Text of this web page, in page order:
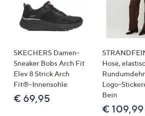
SKECHERS Damen-
Sneaker Bobs Arch Fit
Elev 8 Strick Arch
Fit®-Innensohle
€ 69,95
Hose,
Logo-
Bein
€ 109,99